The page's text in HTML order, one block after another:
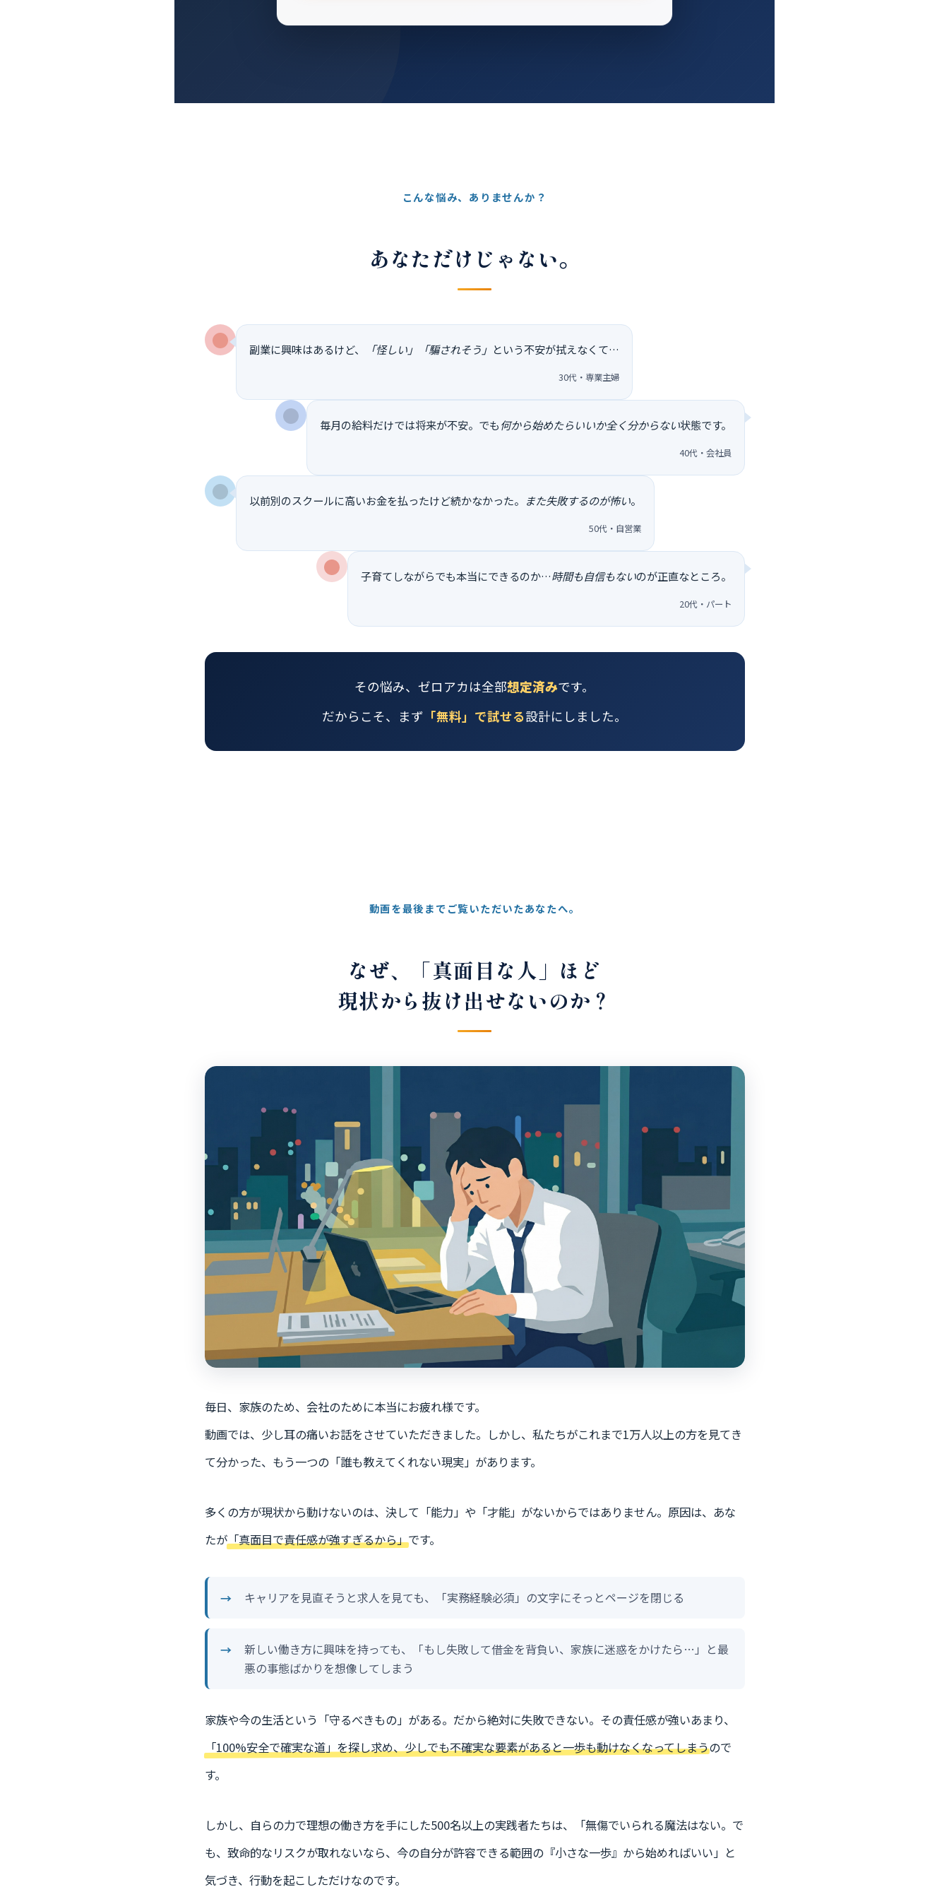
こんな悩み、ありませんか？
あなただけじゃない。
副業に興味はあるけど、 「怪しい」「騙されそう」 という不安が拭えなくて…
30代・専業主婦
毎月の給料だけでは将来が不安。でも何から始めたらいいか全く分からない状態です。
40代・会社員
以前別のスクールに高いお金を払ったけど続かなかった。 また失敗するのが怖い。
50代・自営業
子育てしながらでも本当にできるのか…時間も自信もないのが正直なところ。
20代・パート
その悩み、ゼロアカは全部想定済みです。
だからこそ、まず 「無料」で試せる設計にしました。
動画を最後までご覧いただいたあなたへ。
なぜ、「真面目な人」ほど
現状から抜け出せないのか？
毎日、家族のため、会社のために本当にお疲れ様です。
動画では、少し耳の痛いお話をさせていただきました。しかし、私たちがこれまで1万人以上の方を見てき
て分かった、もう一つの「誰も教えてくれない現実」があります。
多くの方が現状から動けないのは、決して「能力」や「才能」がないからではありません。原因は、あな
たが「真面目で責任感が強すぎるから」です。
キャリアを見直そうと求人を見ても、「実務経験必須」の文字にそっとページを閉じる
新しい働き方に興味を持っても、「もし失敗して借金を背負い、家族に迷惑をかけたら…」と最
悪の事態ばかりを想像してしまう
家族や今の生活という「守るべきもの」がある。だから絶対に失敗できない。その責任感が強いあまり、
「100%安全で確実な道」を探し求め、少しでも不確実な要素があると一歩も動けなくなってしまうので
す。
しかし、自らの力で理想の働き方を手にした500名以上の実践者たちは、「無傷でいられる魔法はない。で
も、致命的なリスクが取れないなら、今の自分が許容できる範囲の『小さな一歩』から始めればいい」と
気づき、行動を起こしただけなのです。